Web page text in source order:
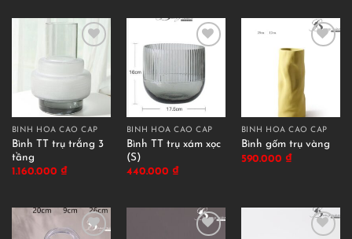
BÌNH HOA CAO CẤP
Bình TT trụ trắng 3
tầng
1.160.000 ₫
BÌNH HOA CAO CẤP
Bình TT trụ xám xọc
(S)
440.000 ₫
BÌNH HOA CAO CẤP
Bình gốm trụ vàng
590.000 ₫